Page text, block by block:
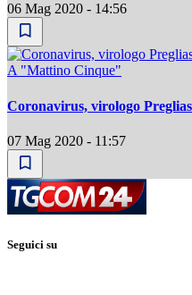
06 Mag 2020 - 14:56
A "Mattino Cinque"
Coronavirus, virologo
07 Mag 2020 - 11:57
Seguici su